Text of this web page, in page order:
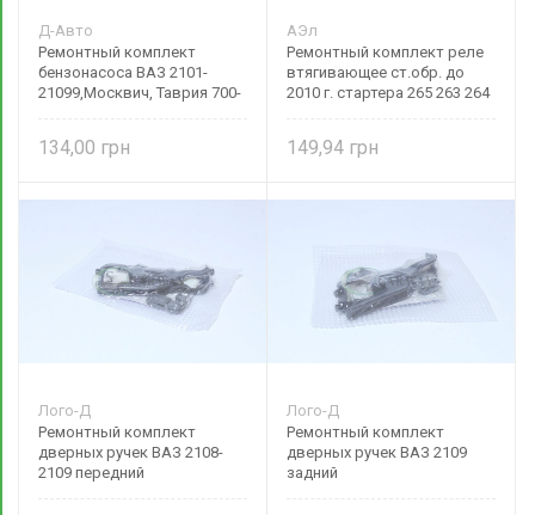
Д-Авто
Ремонтный комплект
бензонасоса ВАЗ 2101-
21099,Москвич, Таврия 700-
134,00
АЭл
Ремонтный комплект реле
втягивающее ст.обр. до
2010 г. стартера 265 263 264
149,94
Лого-Д
Ремонтный комплект
дверных ручек ВАЗ 2108-
2109 передний
Лого-Д
Ремонтный комплект
дверных ручек ВАЗ 2109
задний